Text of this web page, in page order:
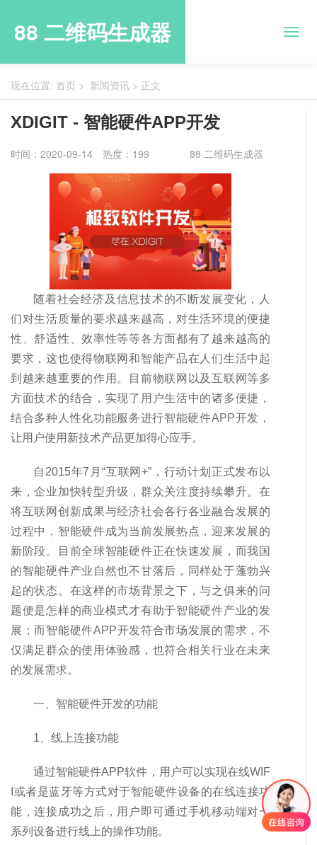
88 二维码生成器
现在位置: 首页 > 新闻资讯 > 正文
XDIGIT - 智能硬件APP开发
时间：2020-09-14 88 二维码生成器
热度：199
随着社会经济及信息技术的不断发展变化，人
们对生活质量的要求越来越高，对生活环境的便捷
性、舒适性、效率性等等各方面都有了越来越高的
要求，这也使得物联网和智能产品在人们生活中起
到越来越重要的作用。目前物联网以及互联网等多
方面技术的结合，实现了用户生活中的诸多便捷，
结合多种人性化功能服务进行智能硬件APP开发，
让用户使用新技术产品更加得心应手。
自2015年7月“互联网+”，行动计划正式发布以
来，企业加快转型升级，群众关注度持续攀升。在
将互联网创新成果与经济社会各行各业融合发展的
过程中，智能硬件成为当前发展热点，迎来发展的
新阶段。目前全球智能硬件正在快速发展，而我国
的智能硬件产业自然也不甘落后，同样处于蓬勃兴
起的状态。在这样的市场背景之下，与之俱来的问
题便是怎样的商业模式才有助于智能硬件产业的发
展；而智能硬件APP开发符合市场发展的需求，不
仅满足群众的使用体验感，也符合相关行业在未来
的发展需求。
一、智能硬件开发的功能
1、线上连接功能
通过智能硬件APP软件，用户可以实现在线WIF
I或者是蓝牙等方式对于智能硬件设备的在线连接功
能，连接成功之后，用户即可通过手机移动端对一
系列设备进行线上的操作功能。